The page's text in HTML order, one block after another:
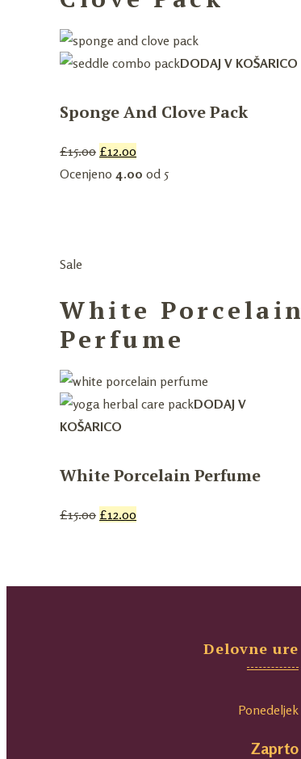
DODAJ V KOŠARICO
Sponge And Clove Pack
£15.00 £12.00
Ocenjeno4.00 od 5
Sale
White Porcelain
Perfume
DODAJ V
KOŠARICO
White Porcelain Perfume
£15.00 £12.00
Delovne ure
Ponedeljek
Zaprto